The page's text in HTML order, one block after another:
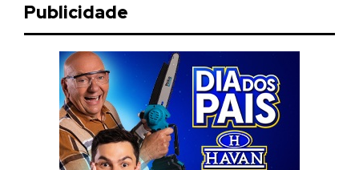
Publicidade